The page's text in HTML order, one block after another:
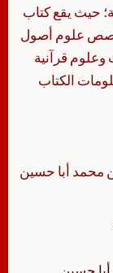
حيث يقع كتاب
علوم أصول
قرآنية
الكتاب
محمد أبا حسين